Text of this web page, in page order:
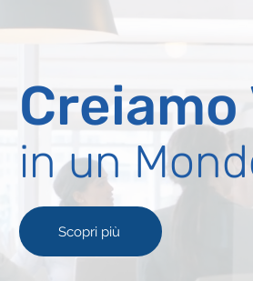
Creiamo
in un
Scopri più